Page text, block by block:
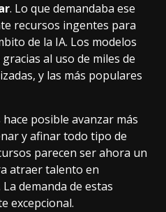
. Lo que demandaba ese
recursos ingentes para
de la IA. Los modelos
al uso de miles de
y las más populares
posible avanzar más
y afinar todo tipo de
parecen ser ahora un
atraer talento en
demanda de estas
excepcional.